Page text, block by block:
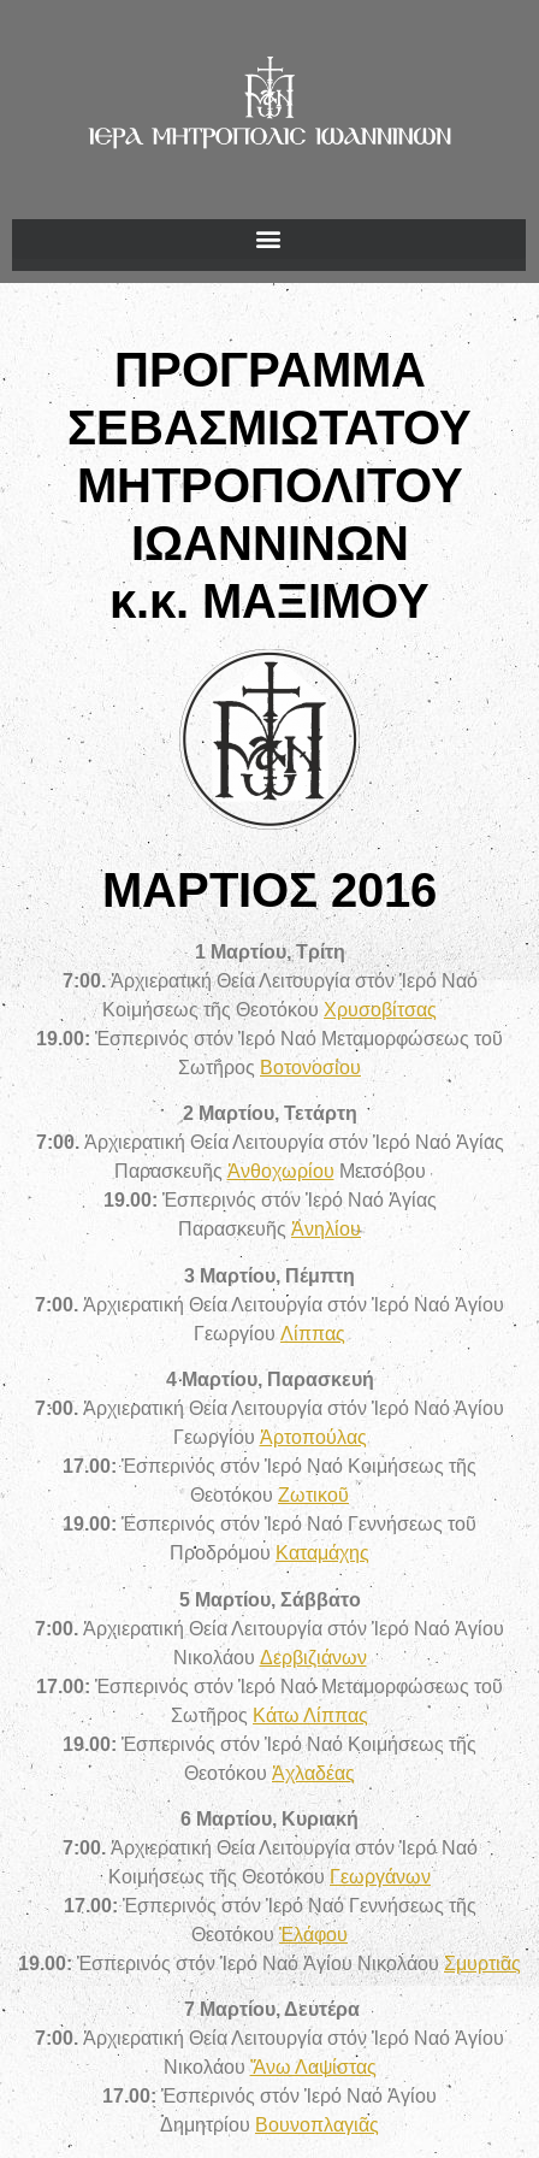
ΠΡΟΓΡΑΜΜΑ
ΣΕΒΑΣΜΙΩΤΑΤΟΥ
ΜΗΤΡΟΠΟΛΙΤΟΥ
ΙΩΑΝΝΙΝΩΝ
κ.κ. ΜΑΞΙΜΟΥ
ΜΑΡΤΙΟΣ 2016
1 Μαρτίου, Τρίτη
7:00.Ἀρχιερατική Θεία Λειτουργία στόν Ἱερό Ναό
Κοιμήσεως τῆς Θεοτόκου Χρυσοβίτσας
19.00: Ἑσπερινός στόν Ἱερό Ναό Μεταμορφώσεως τοῦ
Σωτῆρος Βοτονοσίου
2 Μαρτίου, Τετάρτη
7:00.Ἀρχιερατική Θεία Λειτουργία στόν Ἱερό Ναό Ἁγίας
Παρασκευῆς Ἀνθοχωρίου Μετσόβου
19.00: Ἑσπερινός στόν Ἱερό Ναό Ἁγίας
Παρασκευῆς Ἀνηλίου
3 Μαρτίου, Πέμπτη
7:00. Ἀρχιερατική Θεία Λειτουργία στόν Ἱερό Ναό Ἁγίου
Γεωργίου Λίππας
4 Μαρτίου, Παρασκευή
7:00. Ἀρχιερατική Θεία Λειτουργία στόν Ἱερό Ναό Ἁγίου
Γεωργίου Ἀρτοπούλας
17.00:Ἑσπερινός στόν Ἱερό Ναό Κοιμήσεως τῆς
Θεοτόκου Ζωτικοῦ
19.00: Ἑσπερινός στόν Ἱερό Ναό Γεννήσεως τοῦ
Προδρόμου Καταμάχης
5 Μαρτίου, Σάββατο
7:00. Ἀρχιερατική Θεία Λειτουργία στόν Ἱερό Ναό Ἁγίου
Νικολάου Δερβιζιάνων
17.00: Ἑσπερινός στόν Ἱερό Ναό Μεταμορφώσεως τοῦ
Σωτῆρος Κάτω Λίππας
19.00: Ἑσπερινός στόν Ἱερό Ναό Κοιμήσεως τῆς
Θεοτόκου Ἀχλαδέας
6 Μαρτίου, Κυριακή
7:00.Ἀρχιερατική Θεία Λειτουργία στόν Ἱερό Ναό
Κοιμήσεως τῆς Θεοτόκου Γεωργάνων
17.00:Ἑσπερινός στόν Ἱερό Ναό Γεννήσεως τῆς
ΘεοτόκουἘλάφου
19.00:Ἑσπερινός στόν Ἱερό Ναό Ἁγίου ΝικολάουΣμυρτιᾶς
7 Μαρτίου, Δευτέρα
7:00. Ἀρχιερατική Θεία Λειτουργία στόν Ἱερό Ναό Ἁγίου
Νικολάου Ἄνω Λαψίστας
17.00:Ἑσπερινός στόν Ἱερό Ναό Ἁγίου
Δημητρίου Βουνοπλαγιᾶς